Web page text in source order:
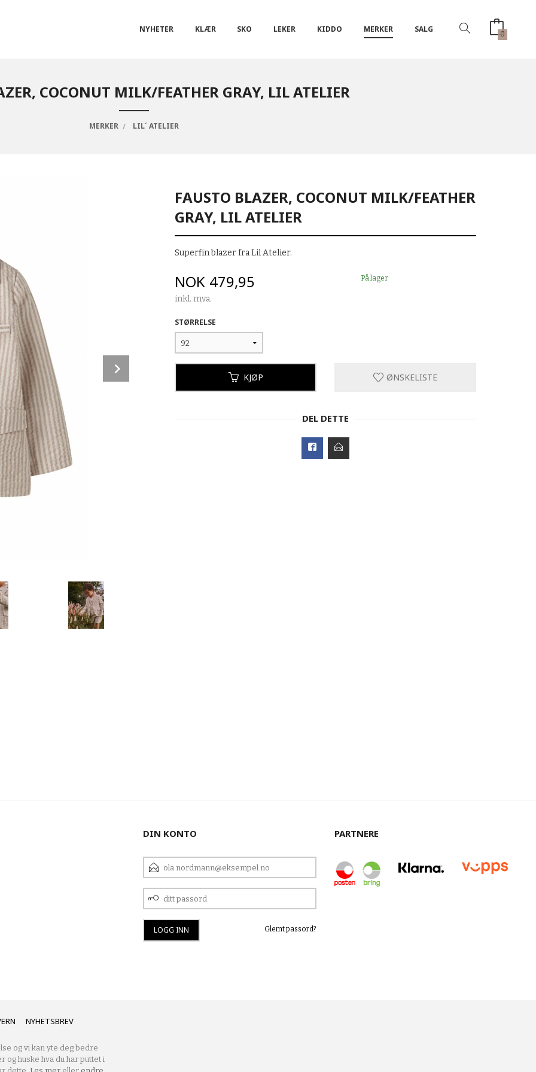
NYHETER KLÆR SKO LEKER KIDDO MERKER SALG 0
COCONUT MILK/FEATHER GRAY, LIL ATELIER
MERKER LIL´ ATELIER
FAUSTO BLAZER, COCONUT MILK/FEATHER
GRAY, LIL ATELIER
Superfin blazer fra Lil Atelier.
Pris
NOK 479,95
inkl. mva.
På lager
STØRRELSE
KJØP ØNSKELISTE
DEL DETTE
DIN KONTO
E-
POSTADRESSE
DITT
PASSORD
Glemt passord?
PARTNERE
NYHETSBREV
og vi kan yte deg bedre
og huske hva du har puttet i